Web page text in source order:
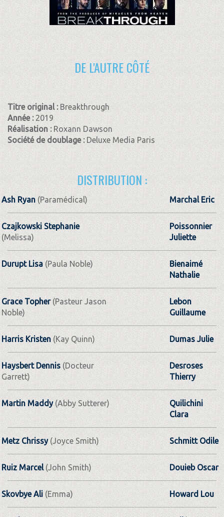
DE L'AUTRE CÔTÉ
Titre original : Breakthrough
Année : 2019
Réalisation :Roxann Dawson
Société de doublage :Deluxe Media Paris
DISTRIBUTION :
Ash Ryan (Paramédical) Marchal Eric
Czajkowski Stephanie
(Melissa)
Poissonnier
Juliette
Durupt Lisa (Paula Noble)
Bienaimé
Nathalie
Grace Topher(Pasteur Jason
Noble)
Lebon
Guillaume
Harris Kristen(Kay Quinn) Dumas Julie
Haysbert Dennis(Docteur
Garrett)
Desroses
Thierry
Martin Maddy(Abby Sutterer)
Quilichini
Clara
Metz Chrissy(Joyce Smith) Schmitt Odile
Ruiz Marcel(John Smith) Douieb Oscar
Skovbye Ali(Emma) Howard Lou